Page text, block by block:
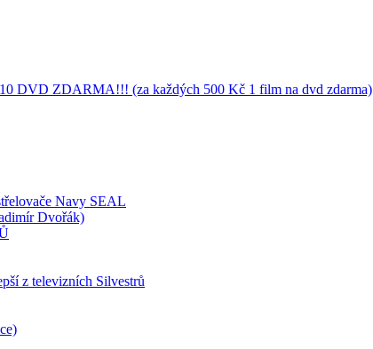
DVD ZDARMA!!! (za každých 500 Kč 1 film na dvd zdarma)
Navy SEAL
Dvořák)
z televizních Silvestrů